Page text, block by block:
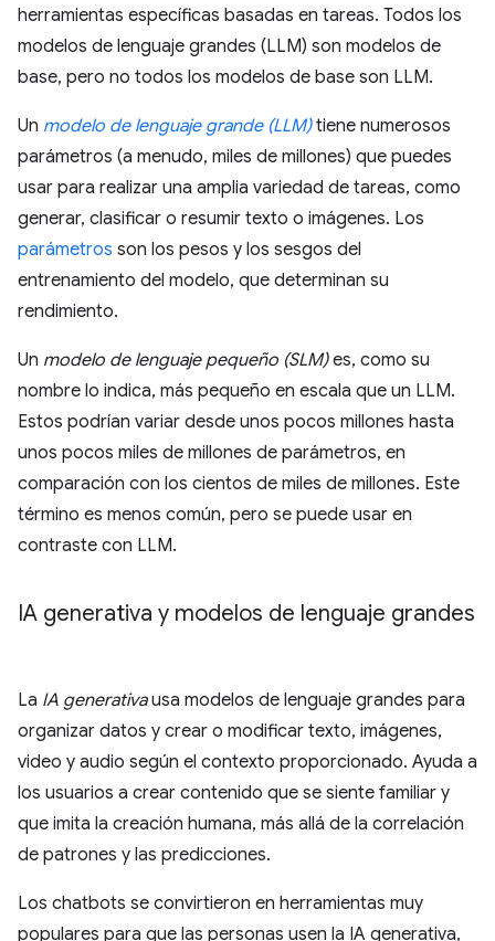
herramientas específicas basadas en tareas. Todos los
modelos de lenguaje grandes (LLM) son modelos de
base, pero no todos los modelos de base son LLM.
Un modelo de lenguaje grande (LLM)tiene numerosos
parámetros (a menudo, miles de millones) que puedes
usar para realizar una amplia variedad de tareas, como
generar, clasificar o resumir texto o imágenes. Los
parámetros son los pesos y los sesgos del
entrenamiento del modelo, que determinan su
rendimiento.
Un modelo de lenguaje pequeño (SLM)es, como su
nombre lo indica, más pequeño en escala que un LLM.
Estos podrían variar desde unos pocos millones hasta
unos pocos miles de millones de parámetros, en
comparación con los cientos de miles de millones. Este
término es menos común, pero se puede usar en
contraste con LLM.
IA generativa y modelos de lenguaje grandes
La IA generativausa modelos de lenguaje grandes para
organizar datos y crear o modificar texto, imágenes,
video y audio según el contexto proporcionado. Ayuda a
los usuarios a crear contenido que se siente familiar y
que imita la creación humana, más allá de la correlación
de patrones y las predicciones.
Los chatbots se convirtieron en herramientas muy
populares para que las personas usen la IA generativa,